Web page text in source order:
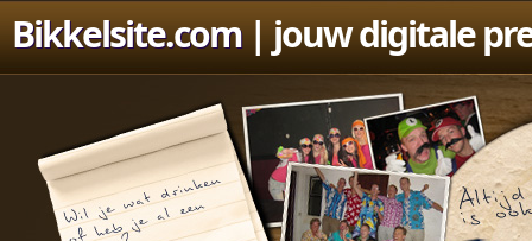
Bikkelsite.com| jouw digitale